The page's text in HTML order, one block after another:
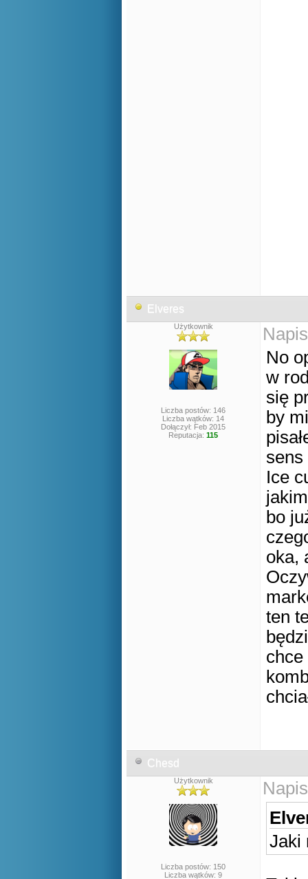
Elveres
Użytkownik
Liczba postów: 146
Liczba wątków: 14
Dołączył: Feb 2015
Reputacja: 115
No
w
się
by
sens
Ice
bo
oka,
ten
chce
Chesd
Użytkownik
Liczba postów: 150
Liczba wątków: 9
Jaki